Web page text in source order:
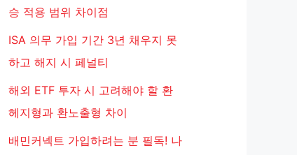
승 적용 범위 차이점
ISA 의무 가입 기간 3년 채우지 못
하고 해지 시 페널티
해외 ETF 투자 시 고려해야 할 환
헤지형과 환노출형 차이
배민커넥트 가입하려는 분 필독! 나